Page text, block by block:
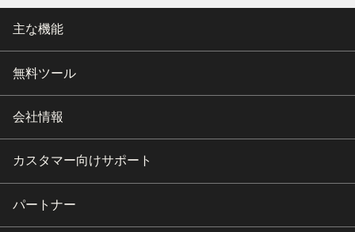
主な機能
無料ツール
会社情報
カスタマー向けサポート
パートナー